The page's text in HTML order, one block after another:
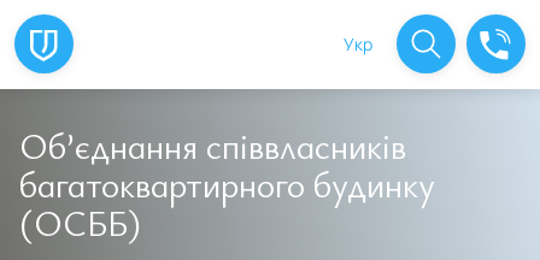
Укр
Об’єднання співвласників
багатоквартирного будинку
(ОСББ)